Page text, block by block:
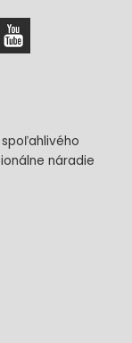
náradie